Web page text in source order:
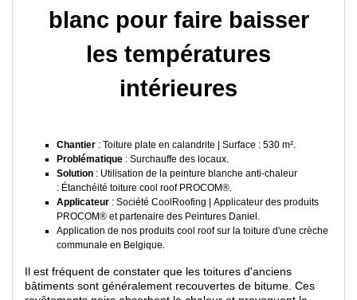
blanc pour faire baisser
les températures
intérieures
Chantier : Toiture plate en calandrite | Surface : 530 m².
Problématique : Surchauffe des locaux.
Solution : Utilisation de la peinture blanche anti-chaleur
: Étanchéité toiture cool roof PROCOM®.
Applicateur : Société CoolRoofing | Applicateur des produits
PROCOM® et partenaire des Peintures Daniel.
Application de nos produits cool roof sur la toiture d'une crèche
communale en Belgique.
Il est fréquent de constater que les toitures d'anciens
bâtiments sont généralement recouvertes de bitume. Ces